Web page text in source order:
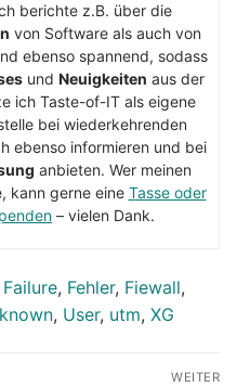
berichte z.B. über die
von Software als auch von
ebenso spannend, sodass
und Neuigkeiten aus der
ich Taste-of-IT als eigene
bei wiederkehrenden
ebenso informieren und bei
anbieten. Wer meinen
kann gerne eine Tasse oder
– vielen Dank.
Failure, Fehler, Fiewall,
, User, utm, XG
WEITER